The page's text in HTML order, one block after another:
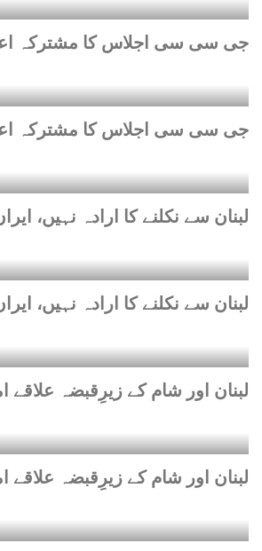
جی سی سی اجلاس کا مشترکہ
جی سی سی اجلاس کا مشترکہ
لبنان سے نکلنے کا ارادہ نہیں،
لبنان سے نکلنے کا ارادہ نہیں،
لبنان اور شام کے زیرِقبضہ علاقے
لبنان اور شام کے زیرِقبضہ علاقے